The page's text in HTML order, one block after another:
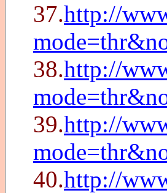
37.http://
38.http://
39.http://
40.http://